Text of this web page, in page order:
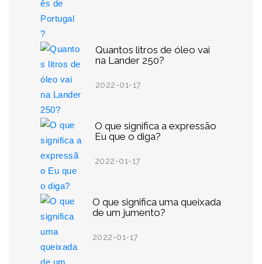
Quantos litros de óleo vai
na Lander 250?
2022-01-17
O que significa a expressão
Eu que o diga?
2022-01-17
O que significa uma queixada
de um jumento?
2022-01-17